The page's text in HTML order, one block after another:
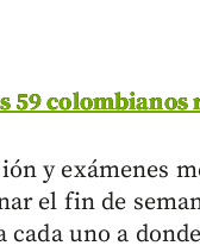
59 colombianos
y exámenes
el fin de
uno a